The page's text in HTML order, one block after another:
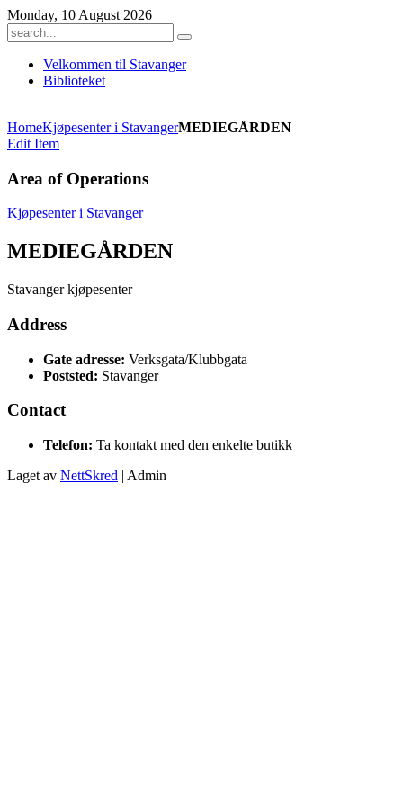
Monday, 10 August 2026
Velkommen til Stavanger
Biblioteket
HomeKjøpesenter i StavangerMEDIEGÅRDEN
Edit Item
Area of Operations
Kjøpesenter i Stavanger
MEDIEGÅRDEN
Stavanger kjøpesenter
Address
Gate adresse: Verksgata/Klubbgata
Poststed: Stavanger
Contact
Telefon: Ta kontakt med den enkelte butikk
Laget av NettSkred | Admin